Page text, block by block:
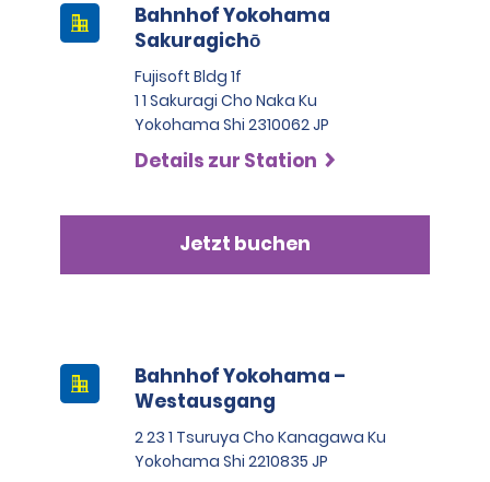
Bahnhof Yokohama
Sakuragichō
Fujisoft Bldg 1f
1 1 Sakuragi Cho Naka Ku
Yokohama Shi 2310062 JP
Details zur Station
Jetzt buchen
Bahnhof Yokohama –
Westausgang
2 23 1 Tsuruya Cho Kanagawa Ku
Yokohama Shi 2210835 JP